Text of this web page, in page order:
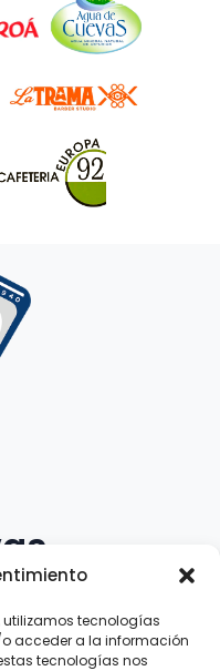
utilizamos tecnologías
acceder a la información
tecnologías nos